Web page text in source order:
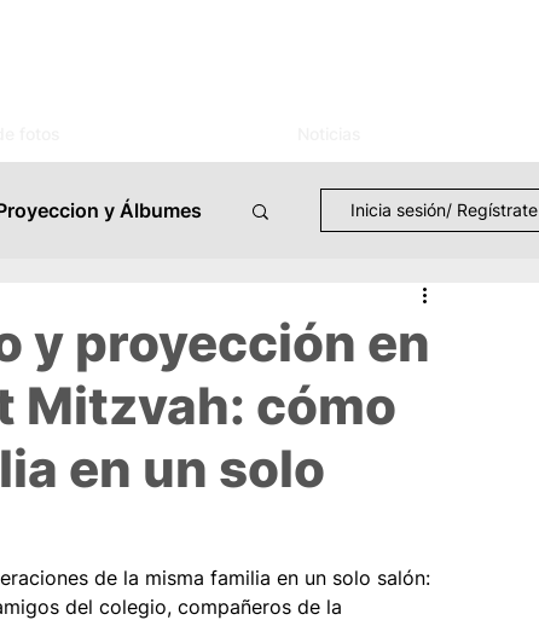
y Álbumes
Eventos
Inicia sesión/ Regístrate
y proyección en
Mitzvah: cómo
en un solo
de la misma familia en un solo salón:
del colegio, compañeros de la